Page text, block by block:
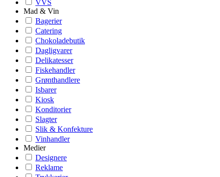
VVS
Mad & Vin
Bagerier
Catering
Chokoladebutik
Dagligvarer
Delikatesser
Fiskehandler
Grønthandlere
Isbarer
Kiosk
Konditorier
Slagter
Slik & Konfekture
Vinhandler
Medier
Designere
Reklame